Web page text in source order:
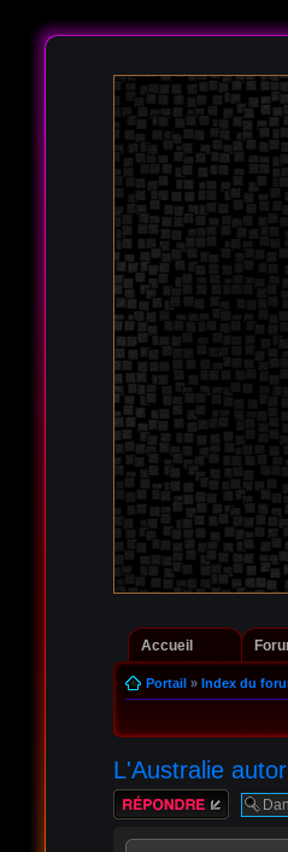
Accueil
Portail» Index du
L'Australie
Répondre